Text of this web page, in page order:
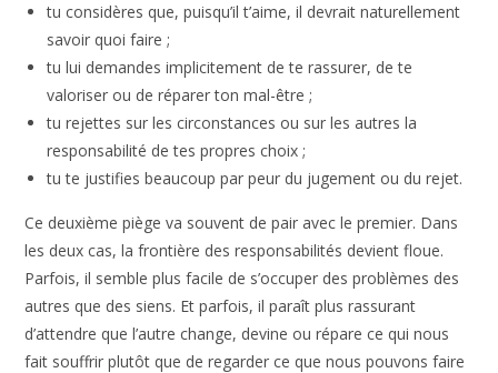
tu considères que, puisqu’il t’aime, il devrait naturellement
savoir quoi faire ;
tu lui demandes implicitement de te rassurer, de te
valoriser ou de réparer ton mal-être ;
tu rejettes sur les circonstances ou sur les autres la
responsabilité de tes propres choix ;
tu te justifies beaucoup par peur du jugement ou du rejet.
Ce deuxième piège va souvent de pair avec le premier. Dans
les deux cas, la frontière des responsabilités devient floue.
Parfois, il semble plus facile de s’occuper des problèmes des
autres que des siens. Et parfois, il paraît plus rassurant
d’attendre que l’autre change, devine ou répare ce qui nous
fait souffrir plutôt que de regarder ce que nous pouvons faire